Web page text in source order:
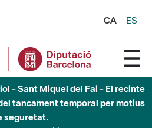
CA ES
- Sant Miquel del Fai - El recinte
tancament temporal per motius
seguretat.